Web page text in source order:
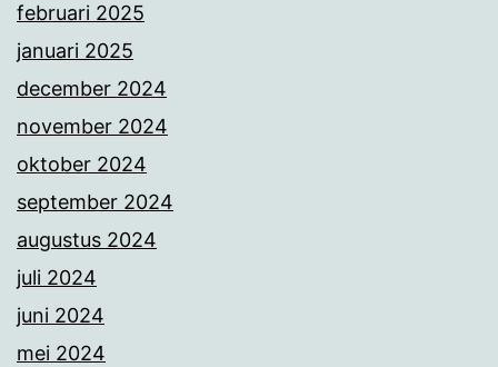
februari 2025
januari 2025
december 2024
november 2024
oktober 2024
september 2024
augustus 2024
juli 2024
juni 2024
mei 2024